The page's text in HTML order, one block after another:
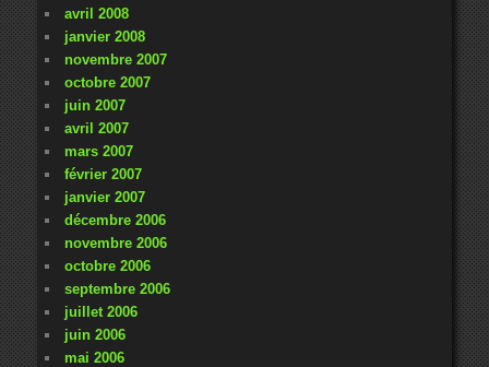
avril 2008
janvier 2008
novembre 2007
octobre 2007
juin 2007
avril 2007
mars 2007
février 2007
janvier 2007
décembre 2006
novembre 2006
octobre 2006
septembre 2006
juillet 2006
juin 2006
mai 2006